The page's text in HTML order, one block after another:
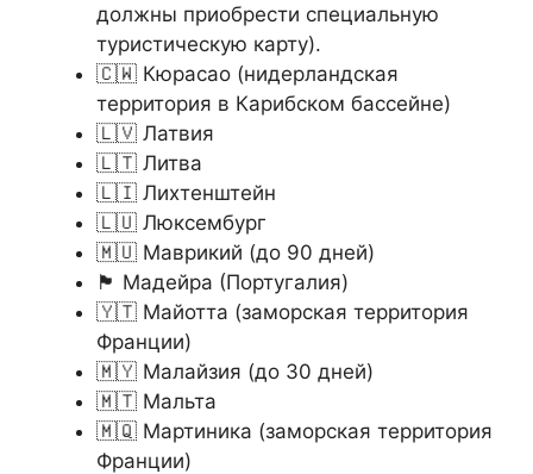
должны приобрести специальную
туристическую карту).
🇨🇼 Кюрасао (нидерландская
территория в Карибском бассейне)
🇱🇻 Латвия
🇱🇹 Литва
🇱🇮 Лихтенштейн
🇱🇺 Люксембург
🇲🇺 Маврикий (до 90 дней)
🏴󠁰󠁴󠀳󠀰󠁿 Мадейра (Португалия)
🇾🇹 Майотта (заморская территория
Франции)
🇲🇾 Малайзия (до 30 дней)
🇲🇹 Мальта
🇲🇶 Мартиника (заморская территория
Франции)